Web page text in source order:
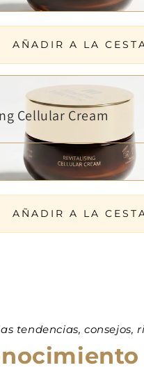
AÑADIR A LA
Cellular Cream
AÑADIR A LA
tendencias,